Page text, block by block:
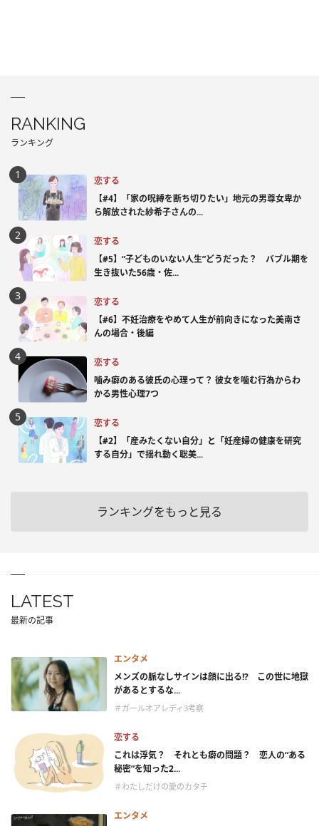
RANKING
ランキング
恋する
【#4】「家の呪縛を断ち切りたい」地元の男尊女卑か
ら解放された紗希子さんの...
恋する
【#5】“子どものいない人生”どうだった？ バブル期を
生き抜いた56歳・佐...
恋する
【#6】不妊治療をやめて人生が前向きになった美南さ
んの場合・後編
恋する
噛み癖のある彼氏の心理って？ 彼女を噛む行為からわ
かる男性心理7つ
恋する
【#2】「産みたくない自分」と「妊産婦の健康を研究
する自分」で揺れ動く聡美...
ランキングをもっと見る
LATEST
最新の記事
エンタメ
メンズの脈なしサインは顔に出る!? この世に地獄
があるとするな...
＃ガールオアレディ3考察
恋する
これは浮気？ それとも癖の問題？ 恋人の“ある
秘密”を知った2...
＃わたしだけの愛のカタチ
エンタメ